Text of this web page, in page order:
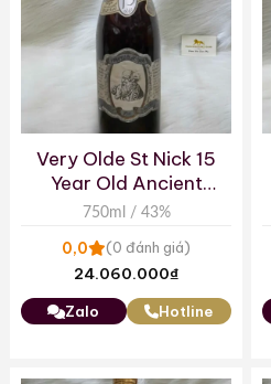
Very Olde St Nick 15
Year Old Ancient
Reserve Rye Whiskey
750ml / 43%
0,0 (0 đánh giá)
24.060.000₫
Zalo Hotline